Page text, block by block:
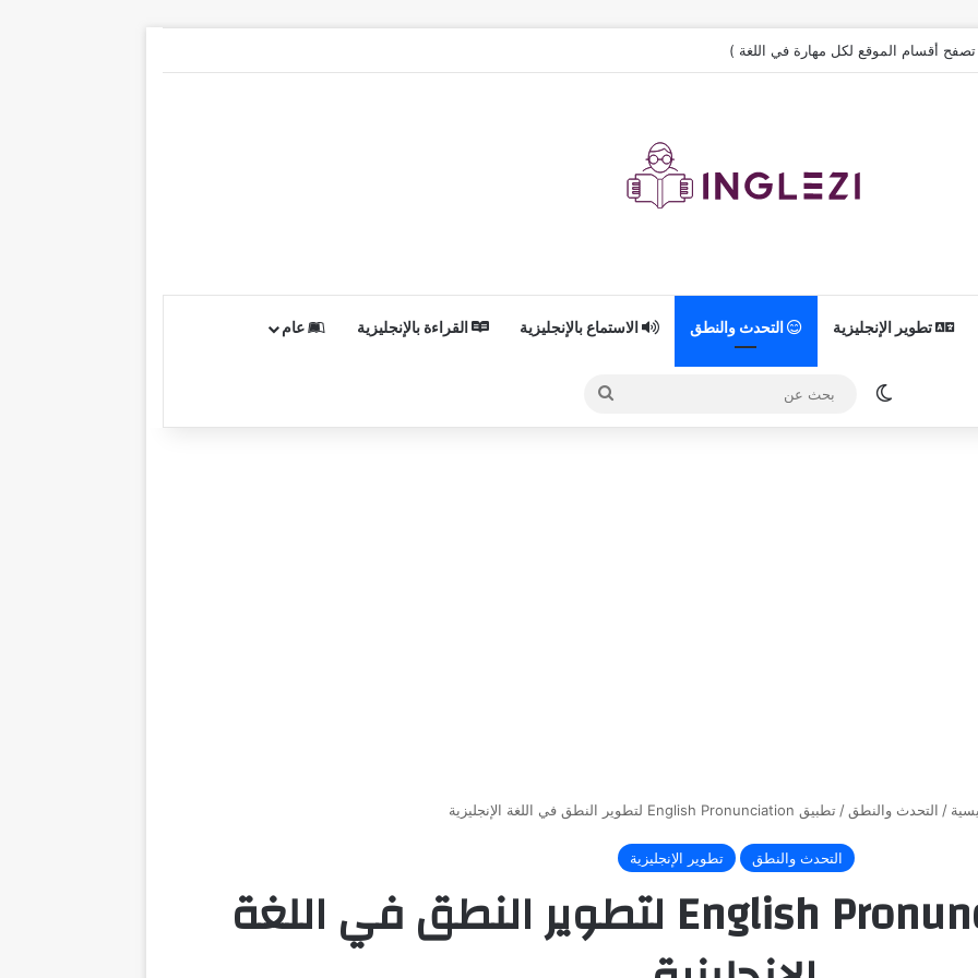
تصفح أقسام الموقع لكل مهارة في اللغة )
تطوير الإنجليزية التحدث والنطق الاستماع بالإنجليزية القراءة بالإنجليزية عام
الوضع المظلم
عن
/ التحدث والنطق / تطبيق English Pronunciation لتطوير النطق في اللغة الإنجليزية
التحدث والنطق تطوير الإنجليزية
تطبيق English Pronunciation لتطوير النطق في اللغة